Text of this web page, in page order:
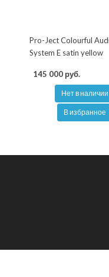
Pro-Ject Colourful
System E satin yellow
145 000 руб.
Нет в наличии
В избранное